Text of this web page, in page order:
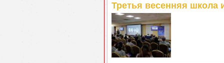
Третья весенняя школа